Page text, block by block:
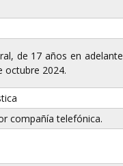
de 17 años en adelante
octubre 2024.
compañía telefónica.